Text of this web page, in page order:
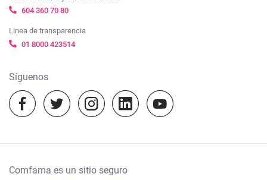
Términos y condiciones
Notificaciones judiciales:
notificacionesjudiciales@comfama.com.co
Mapa de sitio
Vacunación
Cosmo Schools
Agenda Comfama
Experiencias Comfama
Temporada escolar 2023
604 360 70 80
Linea de transparencia
01 8000 423514
Síguenos
Comfama es un sitio seguro